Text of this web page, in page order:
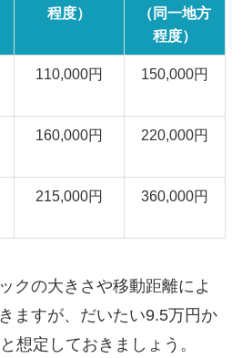
程度）
（同一地方
程度）
110,000円 150,000円
160,000円 220,000円
215,000円 360,000円
クの大きさや移動距離によ
ますが、だいたい9.5万円か
想定しておきましょう。